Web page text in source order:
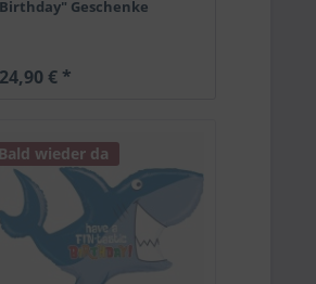
Birthday" Geschenke
24,90 € *
Bald wieder da